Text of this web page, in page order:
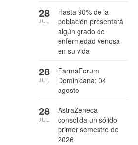
Hasta 90% de la
población presentará
algún grado de
enfermedad venosa
en su vida
28
JUL
FarmaForum
Dominicana: 04
agosto
28
JUL
AstraZeneca
consolida un sólido
primer semestre de
2026
28
JUL